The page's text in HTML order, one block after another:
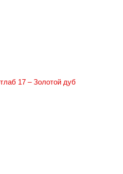
17 – Золотой дуб